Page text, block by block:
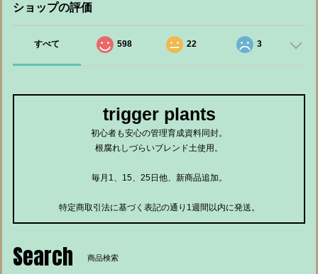
ショップの評価
すべて 598 22 3
trigger plants
初心者も安心の管理育成資料同封。
根腐れしづらいブレンド土使用。
毎月1、15、25日他、新商品追加。
特定商取引法に基づく表記の通り1週間以内に発送。
Search 商品検索